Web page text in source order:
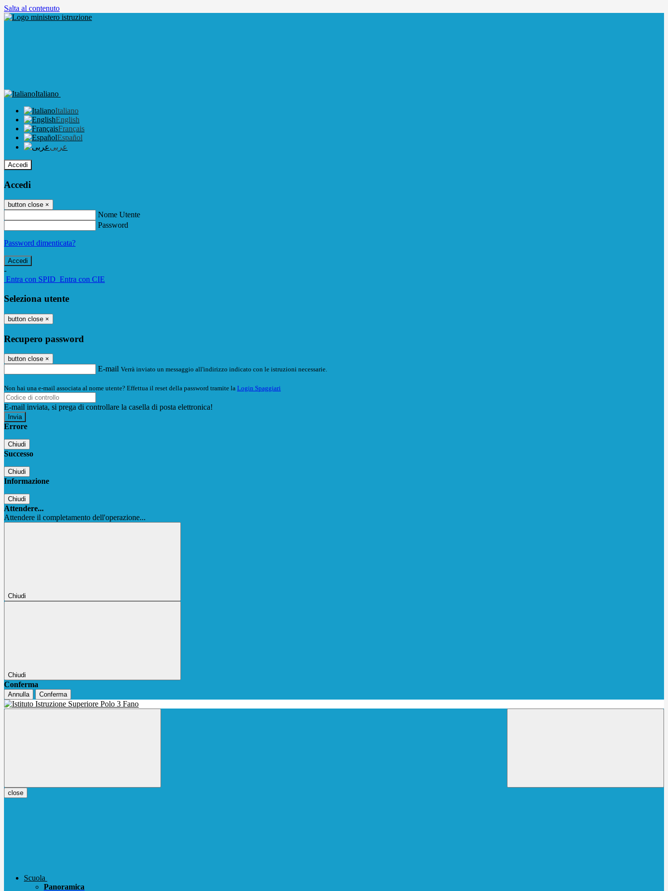
Salta al contenuto
Italiano
Italiano
English
Français
Español
عربى
Accedi
Accedi
button close ×
Nome Utente
Password
Password dimenticata?
-
Entra con SPID Entra con CIE
Seleziona utente
button close ×
Recupero password
button close ×
E-mail Verrà inviato un messaggio all'indirizzo indicato con le istruzioni necessarie.
Non hai una e-mail associata al nome utente? Effettua il reset della password tramite la Login Spaggiari
E-mail inviata, si prega di controllare la casella di posta elettronica!
Errore
Chiudi
Successo
Chiudi
Informazione
Chiudi
Attendere...
Attendere il completamento dell'operazione...
Chiudi
Chiudi
Conferma
Annulla Conferma
close
Scuola
Panoramica